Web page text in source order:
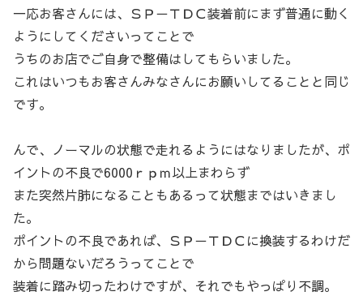
一応お客さんには、ＳＰ－ＴＤＣ装着前にまず普通に動く
ようにしてくださいってことで
うちのお店でご自身で整備はしてもらいました。
これはいつもお客さんみなさんにお願いしてることと同じ
です。
んで、ノーマルの状態で走れるようにはなりましたが、ポ
イントの不良で6000ｒｐｍ以上まわらず
また突然片肺になることもあるって状態まではいきまし
た。
ポイントの不良であれば、ＳＰ－ＴＤＣに換装するわけだ
から問題ないだろうってことで
装着に踏み切ったわけですが、それでもやっぱり不調。